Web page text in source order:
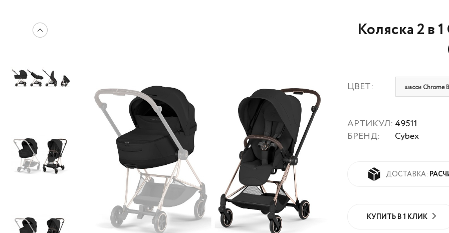
Коляска 2 в
ЦВЕТ: шасси Chrome
АРТИКУЛ:
БРЕНД:
49511
Cybex
ДОСТАВКА:
КУПИТЬ В 1 КЛИК